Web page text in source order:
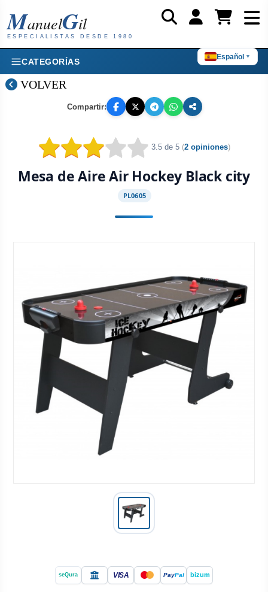
Español ▼
ManuelGil
ESPECIALISTAS DESDE 1980
CATEGORÍAS
VOLVER
Compartir:
seQura VISA PayPal bizum
3.5 de 5 (2 opiniones)
Mesa de Aire Air Hockey Black city
PL0605